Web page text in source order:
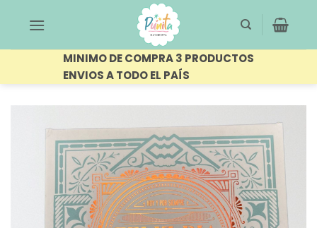
MINIMO DE COMPRA 3 PRODUCTOS
ENVIOS A TODO EL PAÍS